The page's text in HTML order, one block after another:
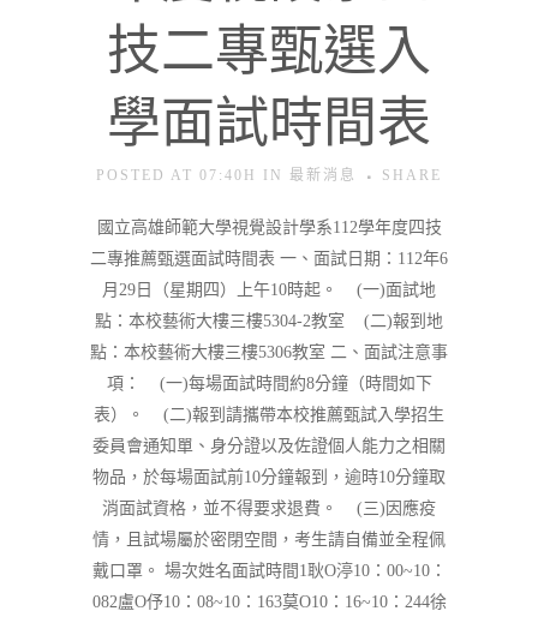
技二專甄選入
學面試時間表
POSTED AT 07:40H IN 最新消息 SHARE
國立高雄師範大學視覺設計學系112學年度四技
二專推薦甄選面試時間表 一、面試日期：112年6
月29日（星期四）上午10時起。 (一)面試地
點：本校藝術大樓三樓5304-2教室 (二)報到地
點：本校藝術大樓三樓5306教室 二、面試注意事
項： (一)每場面試時間約8分鐘（時間如下
表）。 (二)報到請攜帶本校推薦甄試入學招生
委員會通知單、身分證以及佐證個人能力之相關
物品，於每場面試前10分鐘報到，逾時10分鐘取
消面試資格，並不得要求退費。 (三)因應疫
情，且試場屬於密閉空間，考生請自備並全程佩
戴口罩。 場次姓名面試時間1耿O渟10：00~10：
082盧O伃10：08~10：163莫O10：16~10：244徐